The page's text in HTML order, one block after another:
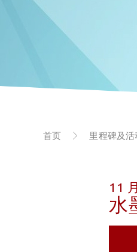
首页 里程碑及活
11
水